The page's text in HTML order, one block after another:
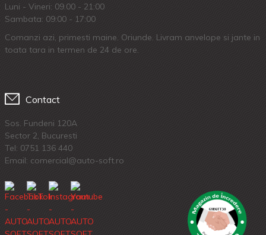
Luni - Vineri: 09.00 - 21:00
Sambata: 09:00 - 17:00
Comanzi azi, primesti maine. Oriunde. Livram anvelope si jante in
toata tara in termen de 24 de ore.
Contact
Sos. Fundeni 120A
Sector 2, Bucuresti
Tel: 0751 136 440
Email: comercial@auto-soft.ro